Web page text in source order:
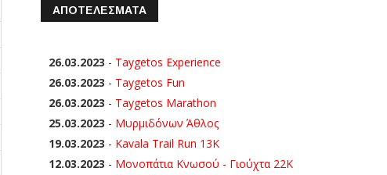
ΑΠΟΤΕΛΕΣΜΑΤΑ
26.03.2023 - Taygetos Experience
26.03.2023 - Taygetos Fun
26.03.2023 - Taygetos Marathon
25.03.2023 - Μυρμιδόνων Άθλος
19.03.2023 - Kavala Trail Run 13K
12.03.2023 - Μονοπάτια Κνωσού - Γιούχτα 22Κ